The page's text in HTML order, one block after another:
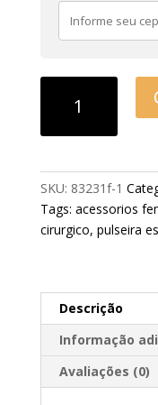
SKU: 83231f-1
Tags: acessorios
cirurgico, pulseira
Descrição
Informação
Avaliações (0)